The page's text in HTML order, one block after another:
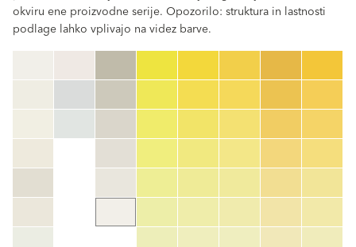
okviru ene proizvodne serije. Opozorilo: struktura in lastnosti
podlage lahko vplivajo na videz barve.
color_name